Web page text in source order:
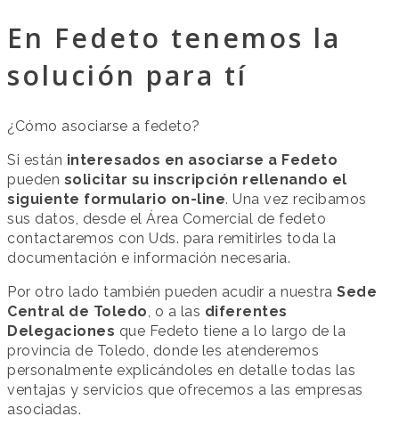
En Fedeto tenemos la
solución para tí
¿Cómo asociarse a fedeto?
Si están interesados en asociarse a Fedeto
pueden solicitar su inscripción rellenando el
siguiente formulario on-line. Una vez recibamos
sus datos, desde el Área Comercial de fedeto
contactaremos con Uds. para remitirles toda la
documentación e información necesaria.
Por otro lado también pueden acudir a nuestra Sede
Central de Toledo, o a las diferentes
Delegaciones que Fedeto tiene a lo largo de la
provincia de Toledo, donde les atenderemos
personalmente explicándoles en detalle todas las
ventajas y servicios que ofrecemos a las empresas
asociadas.